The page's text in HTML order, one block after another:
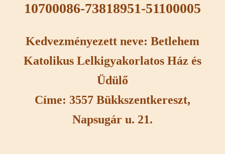
10700086-73818951-51100005
Kedvezményezett neve: Betlehem
Katolikus Lelkigyakorlatos Ház és
Üdülő
Címe: 3557 Bükkszentkereszt,
Napsugár u. 21.